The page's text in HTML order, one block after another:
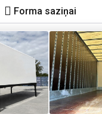
Forma saziņai